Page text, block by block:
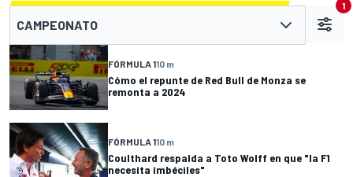
CAMPEONATO
1
FÓRMULA 110 m
Cómo el repunte de Red Bull de Monza se
remonta a 2024
FÓRMULA 110 m
Coulthard respalda a Toto Wolff en que "la F1
necesita imbéciles"